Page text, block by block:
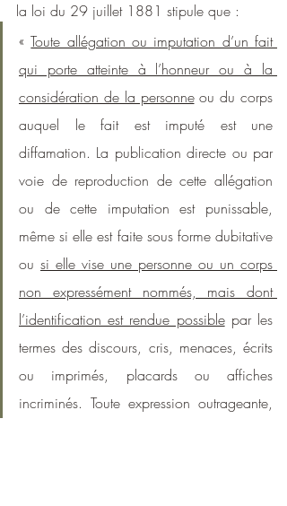
la loi du 29 juillet 1881 stipule que :
« Toute allégation ou imputation d’un fait
qui porte atteinte à l’honneur ou à la
considération de la personne ou du corps
auquel le fait est imputé est une
diffamation. La publication directe ou par
voie de reproduction de cette allégation
ou de cette imputation est punissable,
même si elle est faite sous forme dubitative
ou si elle vise une personne ou un corps
non expressément nommés, mais dont
l’identification est rendue possible par les
termes des discours, cris, menaces, écrits
ou imprimés, placards ou affiches
incriminés. Toute expression outrageante,